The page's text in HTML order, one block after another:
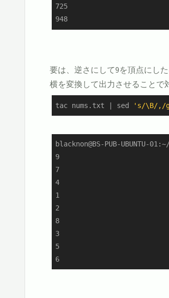
725
948
要は、逆さにして9を頂点にし
横を変換して出力させることで
tac nums.txt | sed 's/\B/,/
blacknon@BS-PUB-
9
7
4
1
2
8
3
5
6